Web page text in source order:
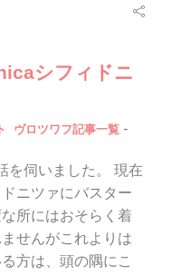
シフィドニ
ヴロツワフ記事一覧 -
を伺いました。 現在
ニツァにバスター
所にはおそらく着
せんがこれよりは
方は、頭の隅にこ